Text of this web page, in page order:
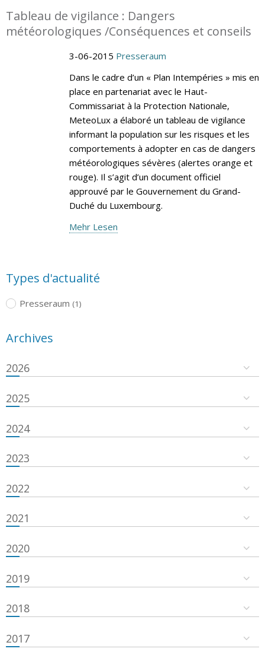
Tableau de vigilance : Dangers
météorologiques /Conséquences et conseils
3-06-2015 Presseraum
Dans le cadre d’un « Plan Intempéries » mis en
place en partenariat avec le Haut-
Commissariat à la Protection Nationale,
MeteoLux a élaboré un tableau de vigilance
informant la population sur les risques et les
comportements à adopter en cas de dangers
météorologiques sévères (alertes orange et
rouge). Il s’agit d’un document officiel
approuvé par le Gouvernement du Grand-
Duché du Luxembourg.
Mehr Lesen
Types d'actualité
Presseraum (1)
Archives
2026
2025
2024
2023
2022
2021
2020
2019
2018
2017